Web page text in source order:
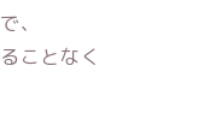
、
ことなく